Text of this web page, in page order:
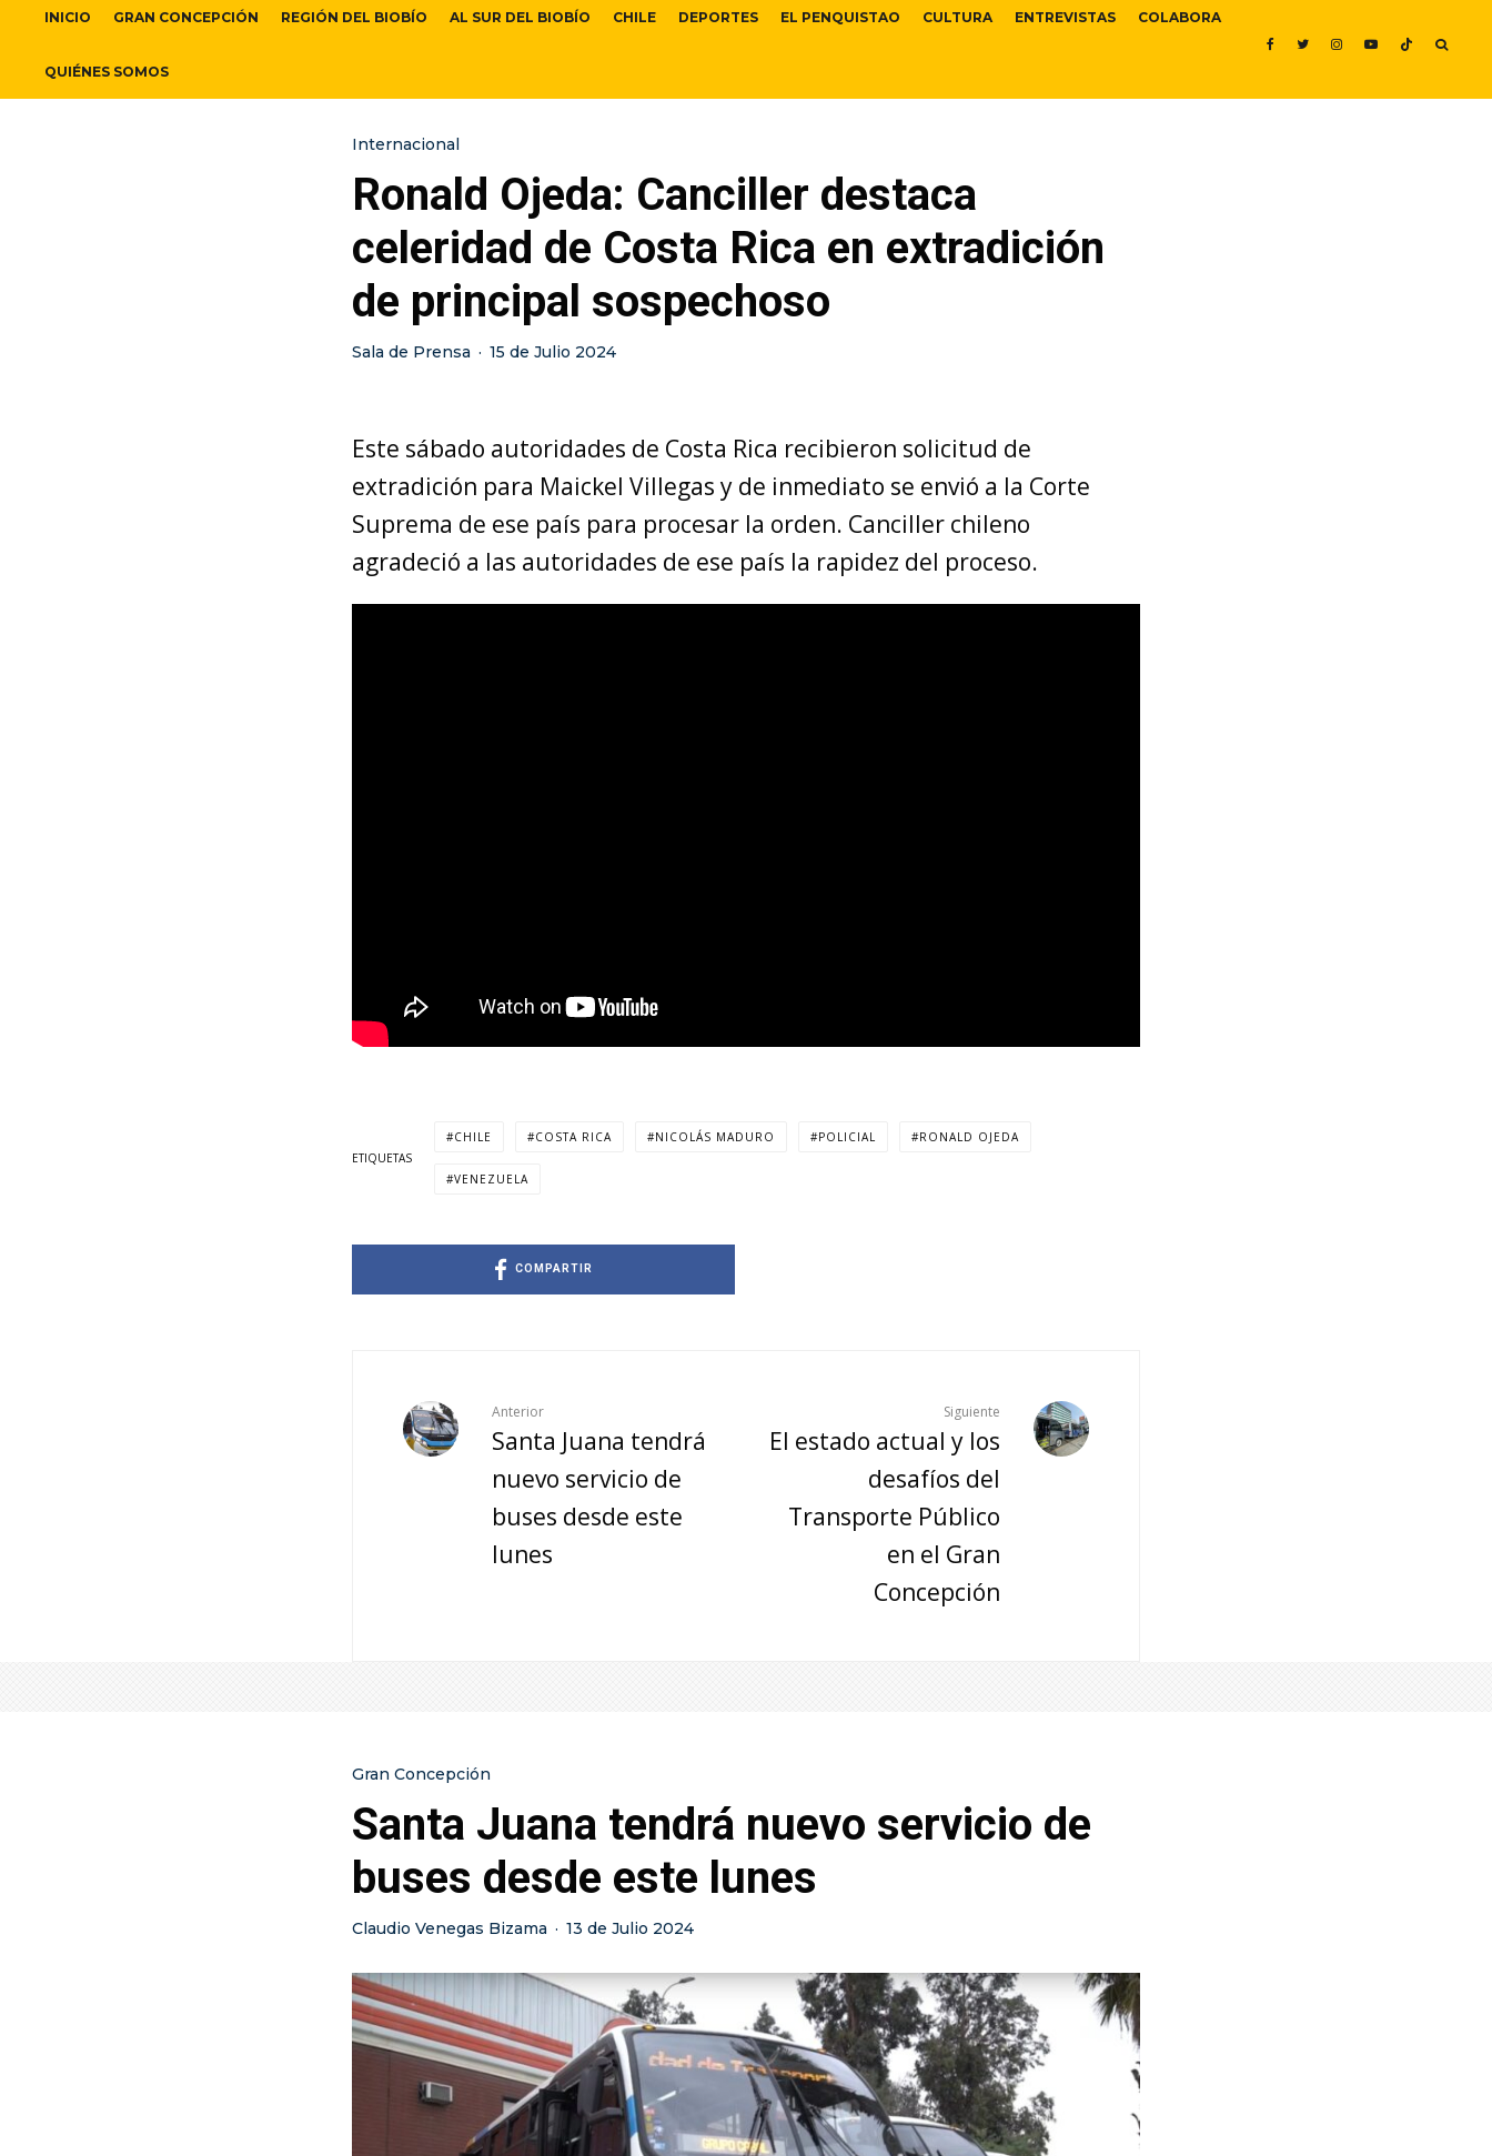
INICIO GRAN CONCEPCIÓN REGIÓN DEL BIOBÍO AL SUR DEL BIOBÍO CHILE DEPORTES EL PENQUISTAO CULTURA ENTREVISTAS COLABORA
QUIÉNES SOMOS
Internacional
Ronald Ojeda: Canciller destaca
celeridad de Costa Rica en extradición
de principal sospechoso
Sala de Prensa · 15 de Julio 2024
Este sábado autoridades de Costa Rica recibieron solicitud de
extradición para Maickel Villegas y de inmediato se envió a la Corte
Suprema de ese país para procesar la orden. Canciller chileno
agradeció a las autoridades de ese país la rapidez del proceso.
ETIQUETAS
CHILE COSTA RICA NICOLÁS MADURO POLICIAL RONALD OJEDA
VENEZUELA
COMPARTIR
Anterior
Santa Juana tendrá
nuevo servicio de
buses desde este
lunes
Siguiente
El estado actual y los
desafíos del
Transporte Público
en el Gran
Concepción
Gran Concepción
Santa Juana tendrá nuevo servicio de
buses desde este lunes
Claudio Venegas Bizama · 13 de Julio 2024